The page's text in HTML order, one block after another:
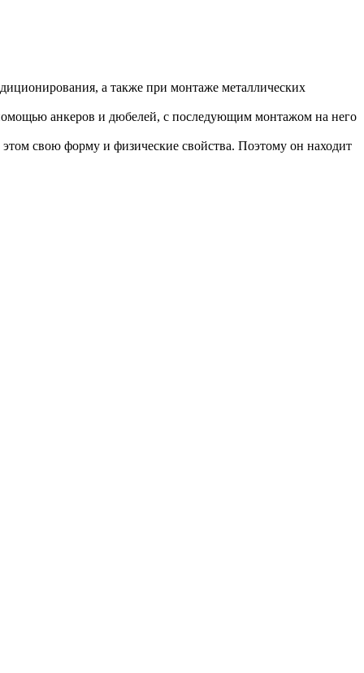
а также при монтаже металлических
анкеров и дюбелей, с последующим монтажом на него
свою форму и физические свойства. Поэтому он находит